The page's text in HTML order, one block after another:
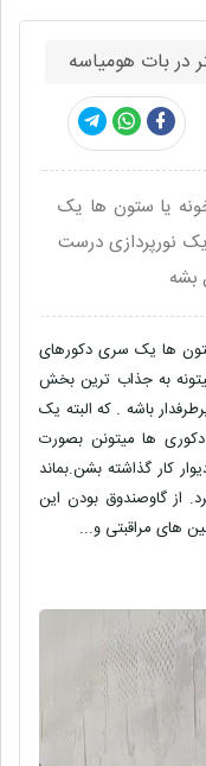
در بات هومیاسه
یا ستون ها یک
نورپردازی درست
بشه
ها یک سری دکورهای
به جذاب ترین بخش
باشه . که البته یک
ها میتونن بصورت
کار گذاشته بشن.بماند
از گاوصندوق بودن این
های مراقبتی و...